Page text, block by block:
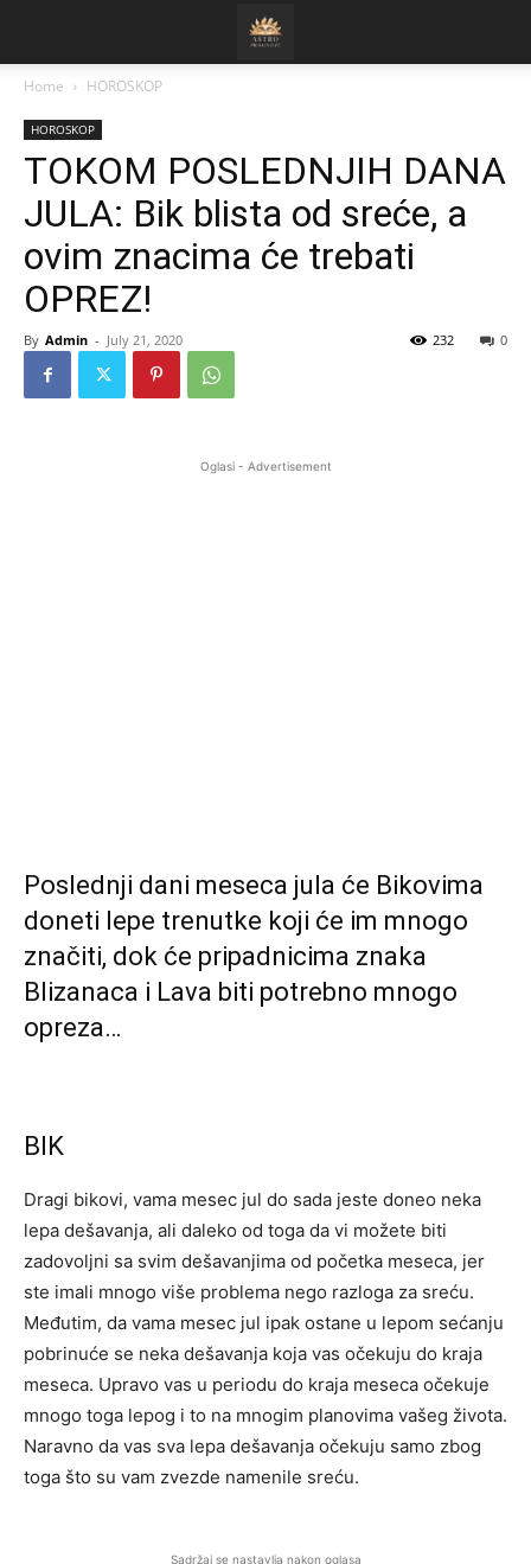
Home HOROSKOP
HOROSKOP
TOKOM POSLEDNJIH DANA
JULA: Bik blista od sreće, a
ovim znacima će trebati
OPREZ!
By Admin - July 21, 2020 0
232
Oglasi - Advertisement
Poslednji dani meseca jula će Bikovima
doneti lepe trenutke koji će im mnogo
značiti, dok će pripadnicima znaka
Blizanaca i Lava biti potrebno mnogo
opreza…
BIK
Dragi bikovi, vama mesec jul do sada jeste doneo neka
lepa dešavanja, ali daleko od toga da vi možete biti
zadovoljni sa svim dešavanjima od početka meseca, jer
ste imali mnogo više problema nego razloga za sreću.
Međutim, da vama mesec jul ipak ostane u lepom sećanju
pobrinuće se neka dešavanja koja vas očekuju do kraja
meseca. Upravo vas u periodu do kraja meseca očekuje
mnogo toga lepog i to na mnogim planovima vašeg života.
Naravno da vas sva lepa dešavanja očekuju samo zbog
toga što su vam zvezde namenile sreću.
Sadržaj se nastavlja nakon oglasa